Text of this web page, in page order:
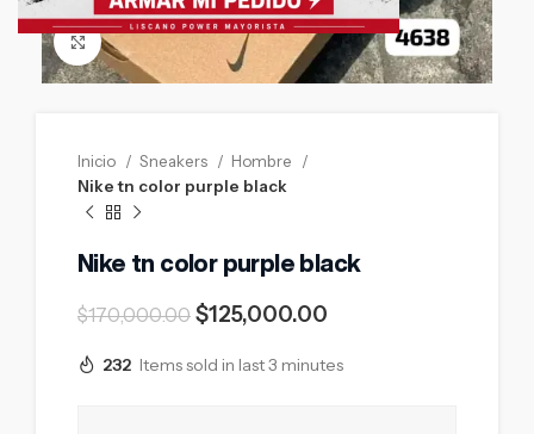
Click to enlarge
Inicio Sneakers
Hombre
Nike tn color purple black
Nike tn color purple black
$170,000.00 $125,000.00
232 Items sold in last 3 minutes